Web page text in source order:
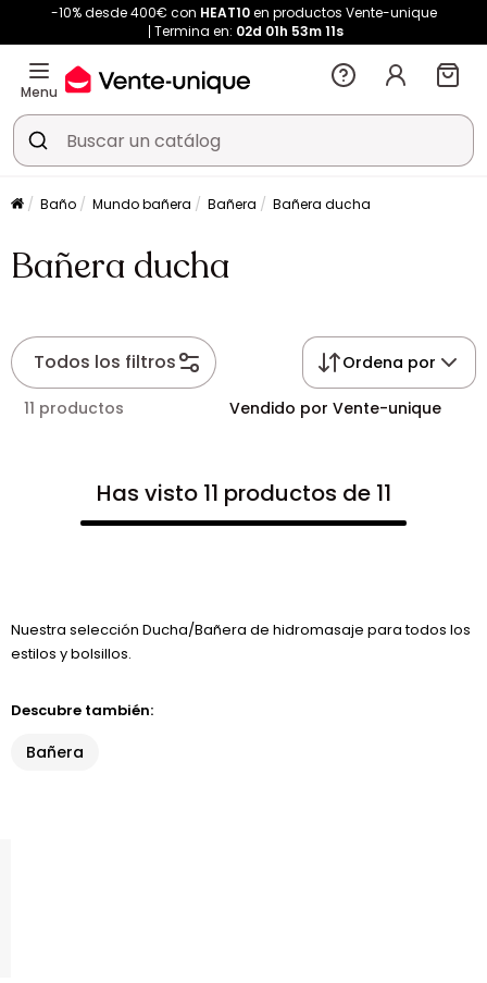
-10% desde 400€ con HEAT10en productos Vente-unique
Termina en: 02d 01h 53m 11s
Menu
Baño Mundo bañera Bañera Bañera ducha
Bañera ducha
Todos los filtros Ordena por
11 productos Vendido por Vente-unique
Has visto 11 productos de 11
Nuestra selección Ducha/Bañera de hidromasaje para todos los
estilos y bolsillos.
Descubre también:
Bañera